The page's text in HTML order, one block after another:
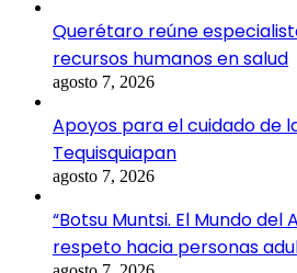
Querétaro reúne
recursos humanos en salud
agosto 7, 2026
Apoyos para el cuidado de
Tequisquiapan
agosto 7, 2026
“Botsu Muntsi. El Mundo
respeto hacia personas